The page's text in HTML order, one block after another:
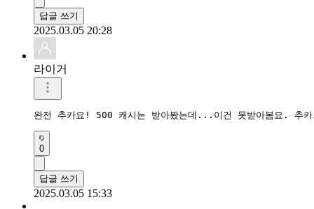
답글 쓰기
2025.03.05 20:28
라이거
완전 추카요! 500 캐시는 받아봤는데...이건 못받아봄요. 추카
0
답글 쓰기
2025.03.05 15:33